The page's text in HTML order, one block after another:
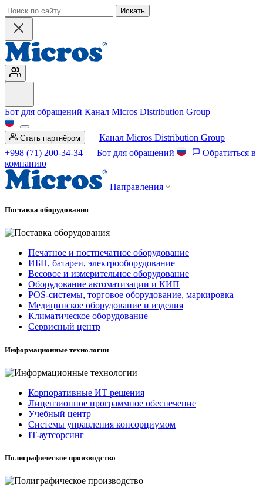
Искать
Бот для обращений Канал Micros Distribution Group
Стать партнёром
Канал Micros Distribution Group
+998 (71) 200-34-34
Бот для обращений
Обратиться в
компанию
Направления
Поставка оборудования
Печатное и постпечатное оборудование
ИБП, батареи, электрооборудование
Весовое и измерительное оборудование
Оборудование автоматизации и КИП
POS-системы, торговое оборудование, маркировка
Медицинское оборудование и изделия
Климатическое оборудование
Сервисный центр
Информационные технологии
Корпоративные ИТ решения
Лицензионное программное обеспечение
Учебный центр
Системы управления консорциумом
IT-аутсорсинг
Полиграфическое производство